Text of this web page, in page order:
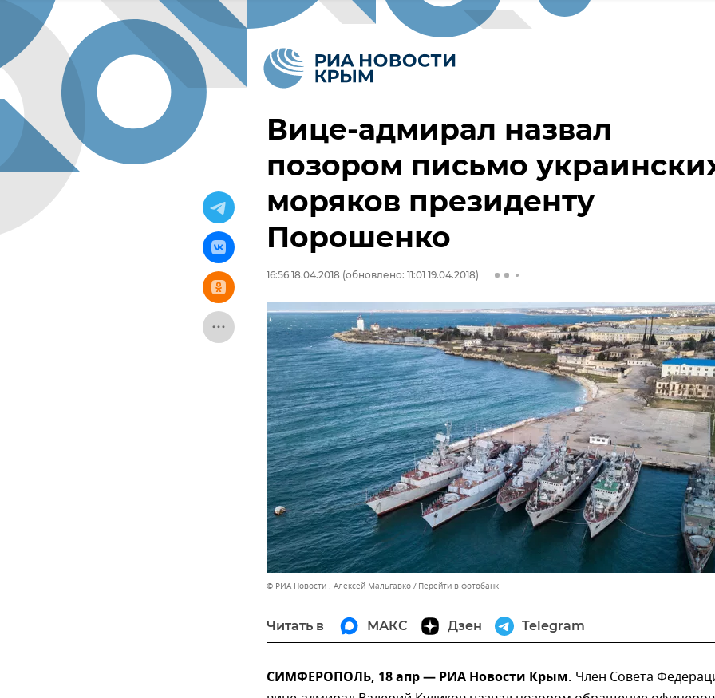
Вице-адмирал назвал
позором письмо
моряков президенту
Порошенко
16:56 18.04.2018 (обновлено: 11:01 19.04.2018)
© РИА Новости . Алексей Мальгавко Перейти в фотобанк
Читать в МАКС Дзен Telegram
СИМФЕРОПОЛЬ, 18 апр — РИА Новости Крым. Член Совета